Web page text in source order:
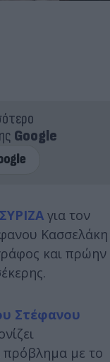
Google
ΣΥΡΙΖΑ για τον
Κασσελάκη
και πρώην
Στέφανου
πρόβλημα με το